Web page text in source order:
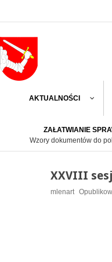
AKTUALNOŚCI
ZAŁATWIANIE
Wzory dokumentów do
XXVIII
mlenart